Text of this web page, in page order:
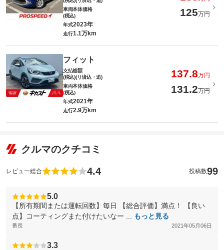
車両本体価格
(税込)
125万円
年式2023年
走行1.1万km
フィット
支払総額
(税込)(リ済込・追)
137.8万円
車両本体価格
(税込)
131.2万円
年式2021年
走行2.9万km
クルマのクチコミ
レビュー総合 4.4 投稿数99
5.0
【所有期間または運転回数】毎日 【総合評価】満点！ 【良い
点】コーティングまた付けたいなー ...
もっと見る
番長 2021年05月06日
3.3